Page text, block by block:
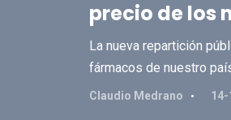
precio de los
La nueva repartición
fármacos de nuestro
Claudio Medrano 14-